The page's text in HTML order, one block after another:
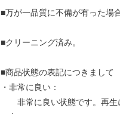
■万が一品質に不備が有った場
■クリーニング済み。
■商品状態の表記につきまして
・非常に良い：
非常に良い状態です。再生